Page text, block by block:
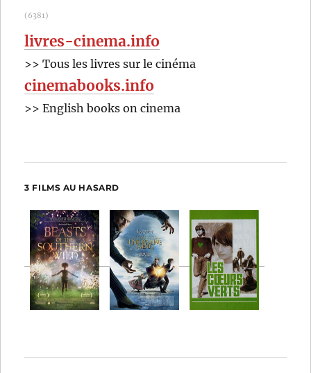
(6381)
livres-cinema.info
>> Tous les livres sur le cinéma
cinemabooks.info
>> English books on cinema
3 FILMS AU HASARD